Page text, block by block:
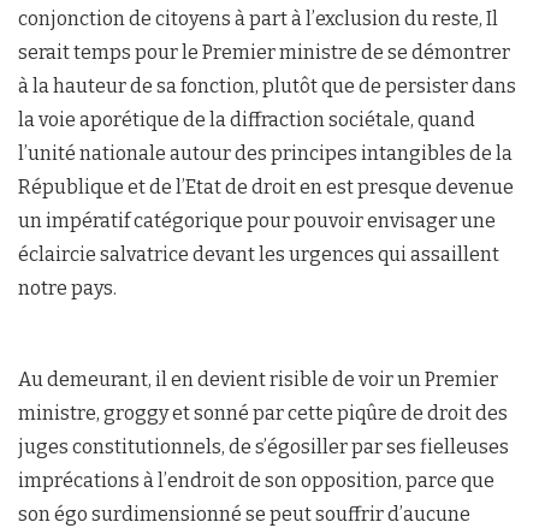
conjonction de citoyens à part à l’exclusion du reste, Il
serait temps pour le Premier ministre de se démontrer
à la hauteur de sa fonction, plutôt que de persister dans
la voie aporétique de la diffraction sociétale, quand
l’unité nationale autour des principes intangibles de la
République et de l’Etat de droit en est presque devenue
un impératif catégorique pour pouvoir envisager une
éclaircie salvatrice devant les urgences qui assaillent
notre pays.
Au demeurant, il en devient risible de voir un Premier
ministre, groggy et sonné par cette piqûre de droit des
juges constitutionnels, de s’égosiller par ses fielleuses
imprécations à l’endroit de son opposition, parce que
son égo surdimensionné se peut souffrir d’aucune